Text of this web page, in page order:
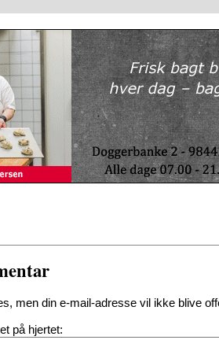
men din e-mail-adresse vil ikke blive
på hjertet: